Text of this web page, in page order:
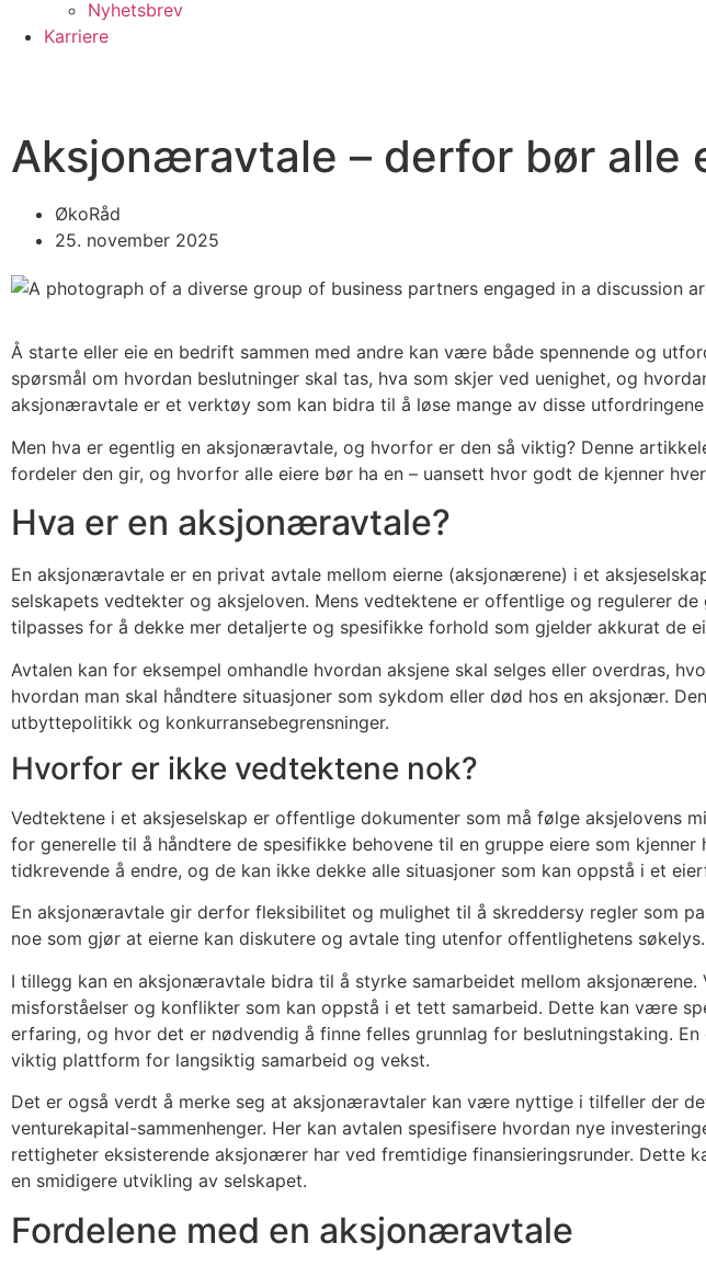
Nyhetsbrev
Karriere
Aksjonæravtale – derfor bør alle
ØkoRåd
25. november 2025
Å starte eller eie en bedrift sammen med andre kan være både spennende og
spørsmål om hvordan beslutninger skal tas, hva som skjer ved uenighet, og
aksjonæravtale er et verktøy som kan bidra til å løse mange av disse
Men hva er egentlig en aksjonæravtale, og hvorfor er den så viktig? Denne
fordeler den gir, og hvorfor alle eiere bør ha en – uansett hvor godt de kjenner
Hva er en aksjonæravtale?
En aksjonæravtale er en privat avtale mellom eierne (aksjonærene) i et
selskapets vedtekter og aksjeloven. Mens vedtektene er offentlige og regulerer
tilpasses for å dekke mer detaljerte og spesifikke forhold som gjelder akkurat de
Avtalen kan for eksempel omhandle hvordan aksjene skal selges eller overdras,
hvordan man skal håndtere situasjoner som sykdom eller død hos en aksjonær.
utbyttepolitikk og konkurransebegrensninger.
Hvorfor er ikke vedtektene nok?
Vedtektene i et aksjeselskap er offentlige dokumenter som må følge aksjelovens
for generelle til å håndtere de spesifikke behovene til en gruppe eiere som
tidkrevende å endre, og de kan ikke dekke alle situasjoner som kan oppstå i et
En aksjonæravtale gir derfor fleksibilitet og mulighet til å skreddersy regler som
noe som gjør at eierne kan diskutere og avtale ting utenfor offentlighetens søkelys.
I tillegg kan en aksjonæravtale bidra til å styrke samarbeidet mellom
misforståelser og konflikter som kan oppstå i et tett samarbeid. Dette kan være
erfaring, og hvor det er nødvendig å finne felles grunnlag for beslutningstaking.
viktig plattform for langsiktig samarbeid og vekst.
Det er også verdt å merke seg at aksjonæravtaler kan være nyttige i tilfeller der
venturekapital-sammenhenger. Her kan avtalen spesifisere hvordan nye
rettigheter eksisterende aksjonærer har ved fremtidige finansieringsrunder.
en smidigere utvikling av selskapet.
Fordelene med en aksjonæravtale